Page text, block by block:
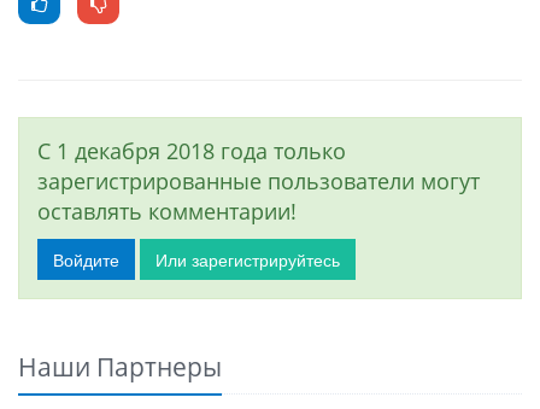
С 1 декабря 2018 года только
зарегистрированные пользователи могут
оставлять комментарии!
Войдите Или зарегистрируйтесь
Наши Партнеры